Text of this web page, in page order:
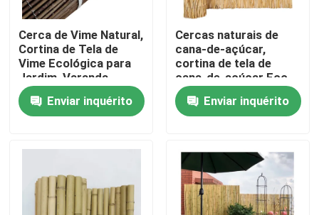
Produtos
Vídeos
Excursão da fábrica
Cerca de Vime Natural,
Cortina de Tela de
Vime Ecológica para
Jardim, Varanda,
Exterior, Decorações
de Pátio no Quintal
Rolos de Cerca - 1*3m
Enviar inquérito
Cercas naturais de
cana-de-açúcar,
cortina de tela de
cana-de-açúcar Eco-
friendly para jardim,
varanda, exterior,
decoração de pátio
Enviar inquérito